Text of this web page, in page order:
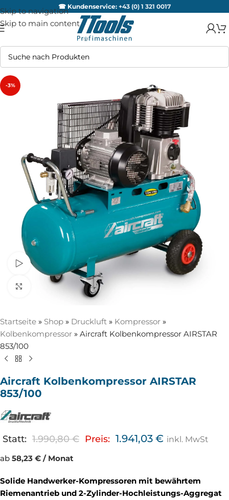
Skip to navigation
Skip to main content
☎ Kundenservice: +43 (0) 1 321 0017
-3%
Video ansehen
Zum Vergrößern anklicken
Startseite » Shop » Druckluft » Kompressor »
Kolbenkompressor » Aircraft Kolbenkompressor AIRSTAR
853/100
Aircraft Kolbenkompressor AIRSTAR
853/100
Statt: 1.990,80€ Preis: 1.941,03 € inkl. MwSt
ab 58,23 € / Monat
Solide Handwerker-Kompressoren mit bewährtem
Riemenantrieb und 2-Zylinder-Hochleistungs-Aggregat